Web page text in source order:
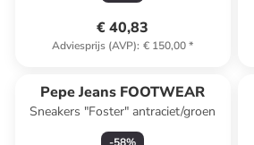
€ 40,83
Adviesprijs (AVP): € 150,00*
Pepe Jeans FOOTWEAR
Sneakers "Foster" antraciet/groen